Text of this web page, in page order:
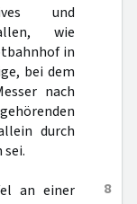
und
wie
in
bei dem
nach
durch
8
an einer